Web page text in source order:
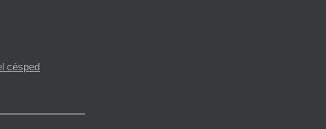
césped